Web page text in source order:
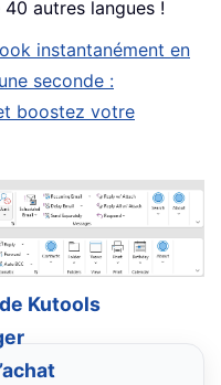
autres langues !
instantanément en
seconde :
boostez votre
Kutools